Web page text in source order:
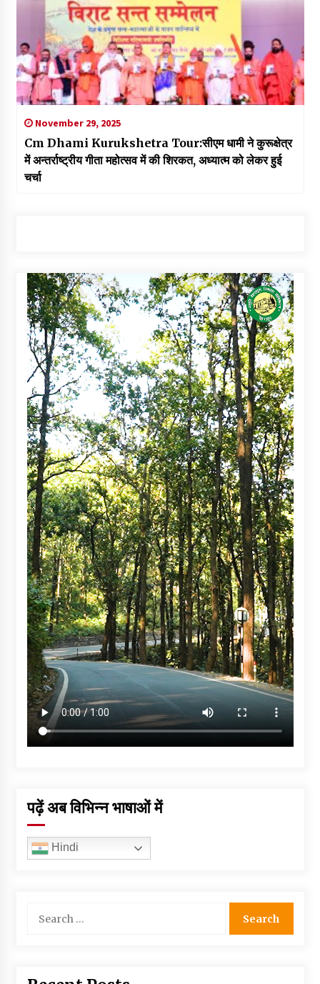
November 29, 2025
Cm Dhami Kurukshetra Tour:सीएम धामी ने कुरूक्षेत्र
में अन्तर्राष्ट्रीय गीता महोत्सव में की शिरकत, अध्यात्म को लेकर हुई
चर्चा
पढ़ें अब विभिन्न भाषाओं में
Hindi
for: